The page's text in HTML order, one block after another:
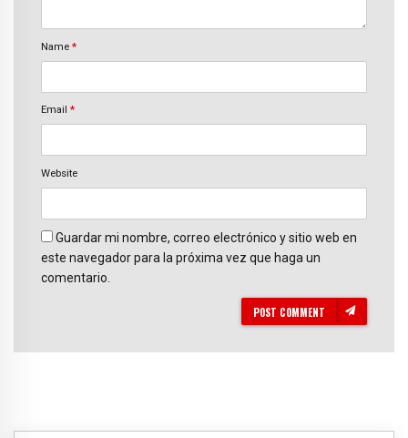
Name *
Email *
Website
Guardar mi nombre, correo electrónico y sitio web en
este navegador para la próxima vez que haga un
comentario.
POST COMMENT